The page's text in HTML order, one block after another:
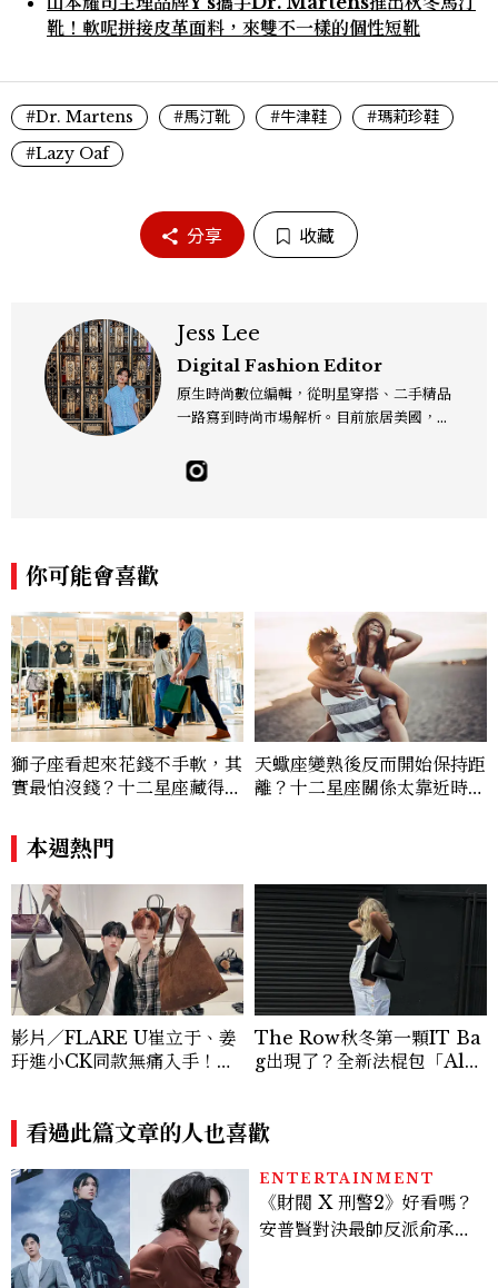
靴！軟呢拼接皮革面料，來雙不一樣的個性短靴
#Dr. Martens #馬汀靴 #牛津鞋
#瑪莉珍鞋
#Lazy Oaf
分享 收藏
Jess Lee
Digital Fashion Editor
原生時尚數位編輯，從明星穿搭、二手精品
一路寫到時尚市場解析。目前旅居美國，同
sslee9471@gmail.com
你可能會喜歡
獅子座看起來花錢不手軟，其
實最怕沒錢？十二星座藏得最
價半天，最後卻買最貴的
天蠍座變熟後反而開始保持距
離？十二星座關係太靠近時最
本週熱門
影片／FLARE U崔立于、姜
玗進小CK同款無痛入手！身
The Row秋冬第一顆IT Ba
g出現了？全新法棍包「Alm
看過此篇文章的人也喜歡
ENTERTAINMENT
《財閥 X 刑警2》好看嗎？
安普賢對決最帥反派俞承